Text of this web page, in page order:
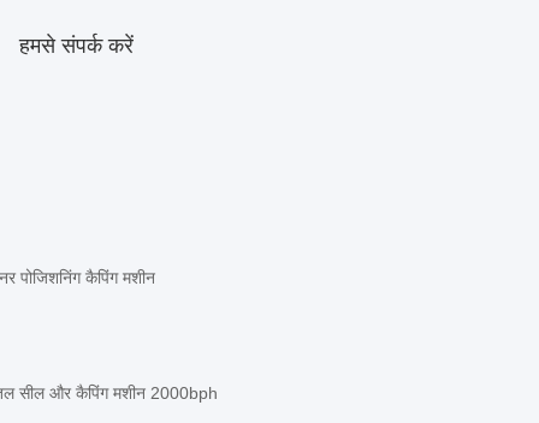
हमसे संपर्क करें
पोजिशनिंग कैपिंग मशीन
सील और कैपिंग मशीन 2000bph